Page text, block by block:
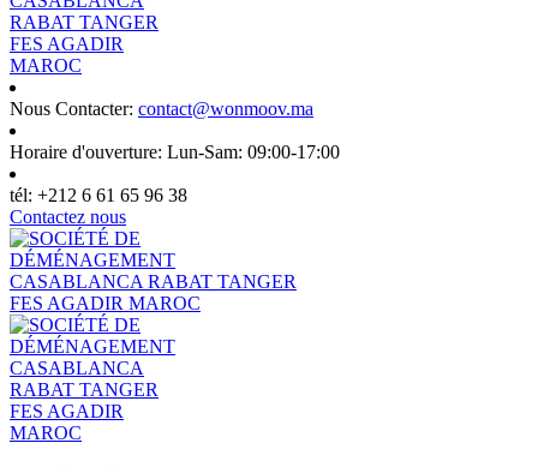
Nous Contacter: contact@wonmoov.ma
Horaire d'ouverture: Lun-Sam: 09:00-17:00
tél: +212 6 61 65 96 38
Contactez nous